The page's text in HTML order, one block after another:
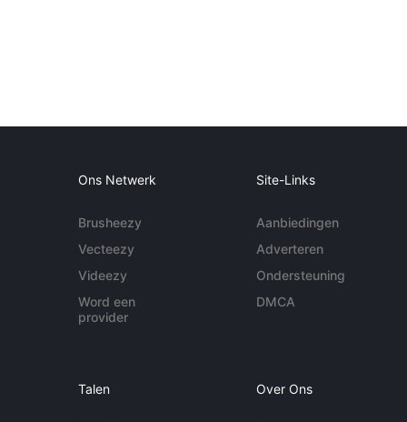
Ons Netwerk
Brusheezy
Vecteezy
Videezy
Word een
provider
Site-Links
Aanbiedingen
Adverteren
Ondersteuning
DMCA
Talen Over Ons